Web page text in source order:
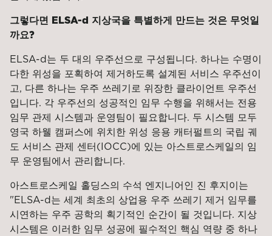
그렇다면 ELSA-d 지상국을 특별하게 만드는 것은 무엇일
까요?
ELSA-d는 두 대의 우주선으로 구성됩니다. 하나는 수명이
다한 위성을 포획하여 제거하도록 설계된 서비스 우주선이
고, 다른 하나는 우주 쓰레기로 위장한 클라이언트 우주선
입니다. 각 우주선의 성공적인 임무 수행을 위해서는 전용
임무 관제 시스템과 운영팀이 필요합니다. 두 시스템 모두
영국 하웰 캠퍼스에 위치한 위성 응용 캐터펄트의 국립 궤
도 서비스 관제 센터(IOCC)에 있는 아스트로스케일의 임
무 운영팀에서 관리합니다.
아스트로스케일 홀딩스의 수석 엔지니어인 진 후지이는
"ELSA-d는 세계 최초의 상업용 우주 쓰레기 제거 임무를
시연하는 우주 공학의 획기적인 순간이 될 것입니다. 지상
시스템은 이러한 임무 성공에 필수적인 핵심 역량 중 하나